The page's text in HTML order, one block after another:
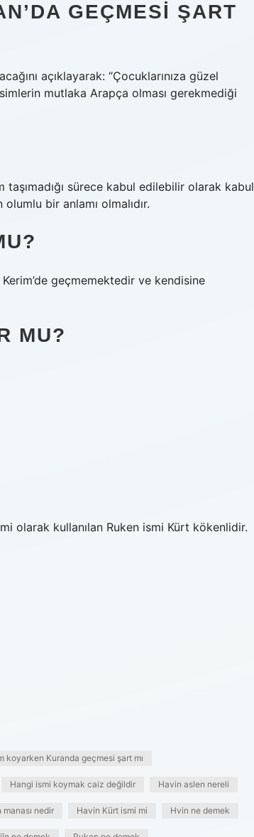
GEÇMESI ŞART
açıklayarak: “Çocuklarınıza güzel
mutlaka Arapça olması gerekmediği
taşımadığı sürece kabul edilebilir olarak kabul
bir anlamı olmalıdır.
Kerim’de geçmemektedir ve kendisine
MU?
olarak kullanılan Ruken ismi Kürt kökenlidir.
koyarken Kuranda geçmesi şart mı
Hangi ismi koymak caiz değildir Havin aslen nereli
nedir Havin Kürt ismi mi Hvin ne demek